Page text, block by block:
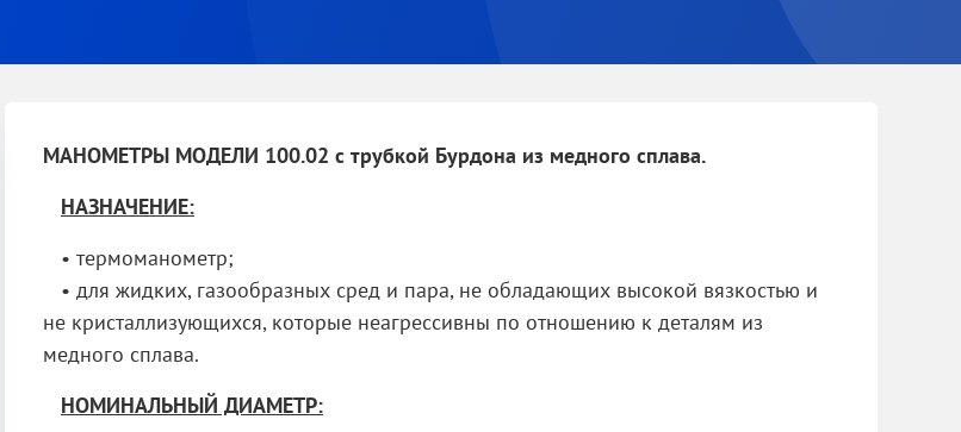
МАНОМЕТРЫ МОДЕЛИ 100.02 с трубкой Бурдона из медного сплава.
НАЗНАЧЕНИЕ:
• термоманометр;
• для жидких, газообразных сред и пара, не обладающих высокой вязкостью и
не кристаллизующихся, которые неагрессивны по отношению к деталям из
медного сплава.
НОМИНАЛЬНЫЙ ДИАМЕТР: